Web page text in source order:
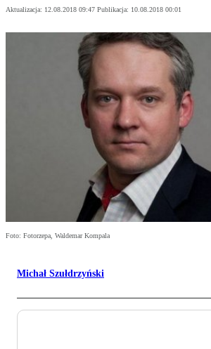
Aktualizacja: 12.08.2018 09:47 Publikacja: 10.08.2018 00:01
Foto: Fotorzepa, Waldemar Kompala
Michał Szułdrzyński